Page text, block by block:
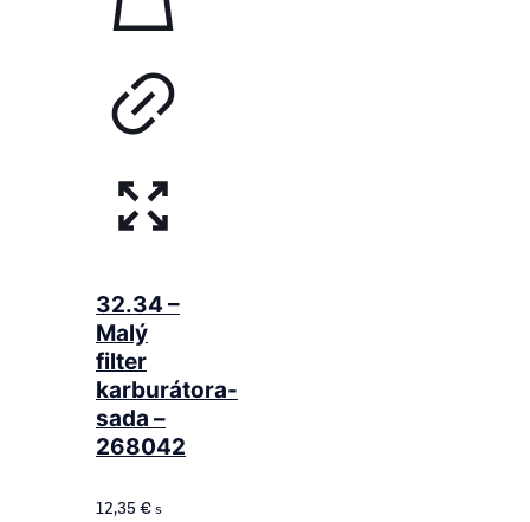
32.34 –
Malý
filter
karburátora-
sada –
268042
12,35€ s